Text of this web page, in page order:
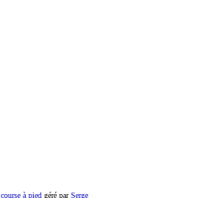
course à pied géré parSerge